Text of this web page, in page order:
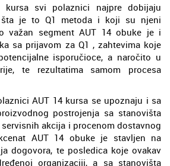
kursa svi polaznici najpre dobijaju
je to Q1 metoda i koji su njeni
važan segment AUT 14 obuke je i
sa prijavom za Q1 , zahtevima koje
isporučioce, a naročito u
te rezultatima samom procesa
AUT 14 kursa se upoznaju i sa
postrojenja sa stanovišta
akcija i procenom dostavnog
AUT 14 obuke je stavljen na
dogovora, te posledica koje ovakav
organizaciji, a sa stanovišta